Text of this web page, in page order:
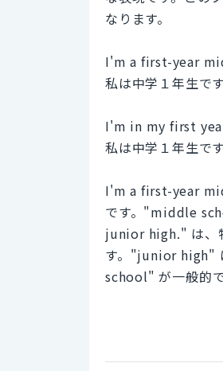
なります。
I'm a first-year
私は中学１年生です
I'm in my first
私は中学１年生です
I'm a first-year
です。"middle
junior high." は、
す。"junior high"
school" が一般的